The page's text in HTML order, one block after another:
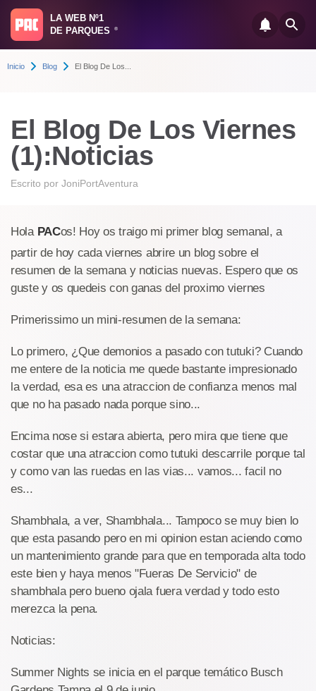
LA WEB Nº1
DE PARQUES
®
Inicio Blog El Blog De Los...
El Blog De Los Viernes
(1):Noticias
Escrito por JoniPortAventura
Hola PACos! Hoy os traigo mi primer blog semanal, a
partir de hoy cada viernes abrire un blog sobre el
resumen de la semana y noticias nuevas. Espero que os
guste y os quedeis con ganas del proximo viernes
Primerissimo un mini-resumen de la semana:
Lo primero, ¿Que demonios a pasado con tutuki? Cuando
me entere de la noticia me quede bastante impresionado
la verdad, esa es una atraccion de confianza menos mal
que no ha pasado nada porque sino...
Encima nose si estara abierta, pero mira que tiene que
costar que una atraccion como tutuki descarrile porque tal
y como van las ruedas en las vias... vamos... facil no
es...
Shambhala, a ver, Shambhala... Tampoco se muy bien lo
que esta pasando pero en mi opinion estan aciendo como
un mantenimiento grande para que en temporada alta todo
este bien y haya menos "Fueras De Servicio" de
shambhala pero bueno ojala fuera verdad y todo esto
merezca la pena.
Noticias:
Summer Nights se inicia en el parque temático Busch